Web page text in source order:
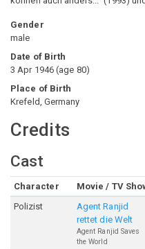
Gender
male
Date of Birth
3 Apr 1946 (age 80)
Place of Birth
Krefeld, Germany
Credits
Cast
Character Movie / TV
Polizist
Agent Ranjid
rettet die Welt
Agent Ranjid Saves
the World